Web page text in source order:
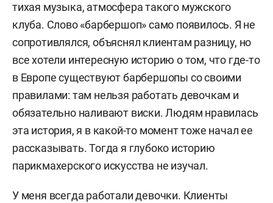
тихая музыка, атмосфера такого мужского
клуба. Слово «барбершоп» само появилось. Я не
сопротивлялся, объяснял клиентам разницу, но
все хотели интересную историю о том, что где-то
в Европе существуют барбершопы со своими
правилами: там нельзя работать девочкам и
обязательно наливают виски. Людям нравилась
эта история, я в какой-то момент тоже начал ее
рассказывать. Тогда я глубоко историю
парикмахерского искусства не изучал.
У меня всегда работали девочки. Клиенты